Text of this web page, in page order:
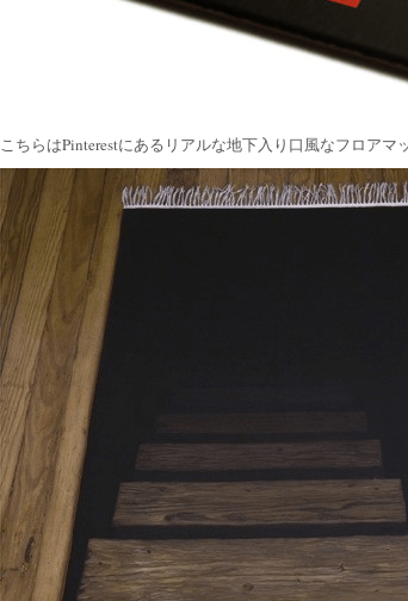
こちらはPinterestにあるリアルな地下入り口風なフロアマ